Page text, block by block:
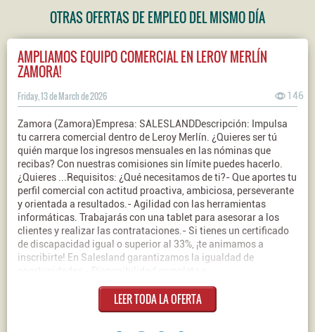
OTRAS OFERTAS DE EMPLEO DEL MISMO DÍA
AMPLIAMOS EQUIPO COMERCIAL EN LEROY MERLÍN
ZAMORA!
Friday, 13 de March de 2026 146
Zamora (Zamora)Empresa: SALESLANDDescripción: Impulsa
tu carrera comercial dentro de Leroy Merlín. ¿Quieres ser tú
quién marque los ingresos mensuales en las nóminas que
recibas? Con nuestras comisiones sin límite puedes hacerlo.
¿Quieres ...Requisitos: ¿Qué necesitamos de ti?- Que aportes tu
perfil comercial con actitud proactiva, ambiciosa, perseverante
y orientada a resultados.- Agilidad con las herramientas
informáticas. Trabajarás con una tablet para asesorar a los
clientes y realizar las contrataciones.- Si tienes un certificado
de discapacidad igual o superior al 33%, ¡te animamos a
inscribirte! En Salesland garantizamos la igualdad de
inmediata.Contrato: IndefinidoJornada: Intensiva -
IndiferenteSalario: 1800€ Bruto/mes
LEER TODA LA OFERTA